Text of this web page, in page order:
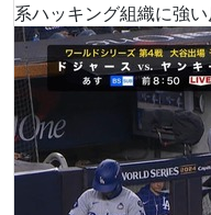
系ハッキング組織に強